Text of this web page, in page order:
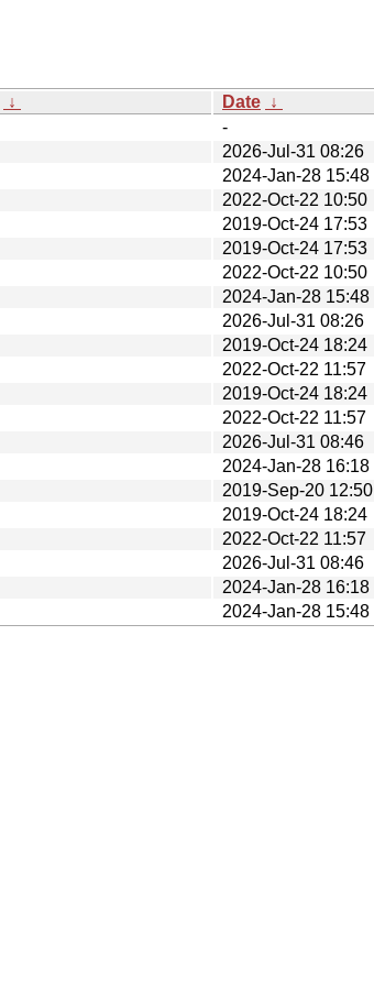
↓ Date ↓
-
2026-Jul-31 08:26
2024-Jan-28 15:48
2022-Oct-22 10:50
2019-Oct-24 17:53
2019-Oct-24 17:53
2022-Oct-22 10:50
2024-Jan-28 15:48
2026-Jul-31 08:26
2019-Oct-24 18:24
2022-Oct-22 11:57
2019-Oct-24 18:24
2022-Oct-22 11:57
2026-Jul-31 08:46
2024-Jan-28 16:18
2019-Sep-20 12:50
2019-Oct-24 18:24
2022-Oct-22 11:57
2026-Jul-31 08:46
2024-Jan-28 16:18
2024-Jan-28 15:48